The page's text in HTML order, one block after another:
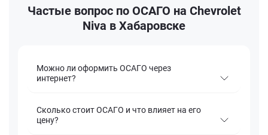
Частые вопрос по ОСАГО на Chevrolet
Niva в Хабаровске
Можно ли оформить ОСАГО через
интернет?
Сколько стоит ОСАГО и что влияет на его
цену?